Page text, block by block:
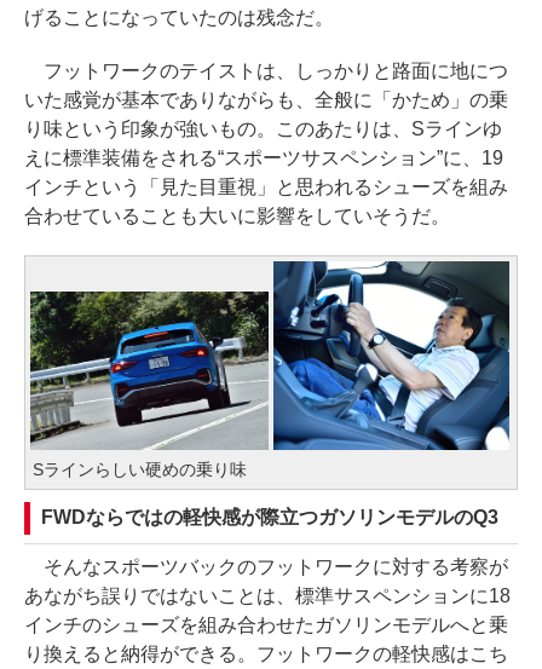
げることになっていたのは残念だ。
フットワークのテイストは、しっかりと路面に地につ
いた感覚が基本でありながらも、全般に「かため」の乗
り味という印象が強いもの。このあたりは、Sラインゆ
えに標準装備をされる“スポーツサスペンション”に、19
インチという「見た目重視」と思われるシューズを組み
合わせていることも大いに影響をしていそうだ。
Sラインらしい硬めの乗り味
FWDならではの軽快感が際立つガソリンモデルのQ3
そんなスポーツバックのフットワークに対する考察が
あながち誤りではないことは、標準サスペンションに18
インチのシューズを組み合わせたガソリンモデルへと乗
り換えると納得ができる。フットワークの軽快感はこち